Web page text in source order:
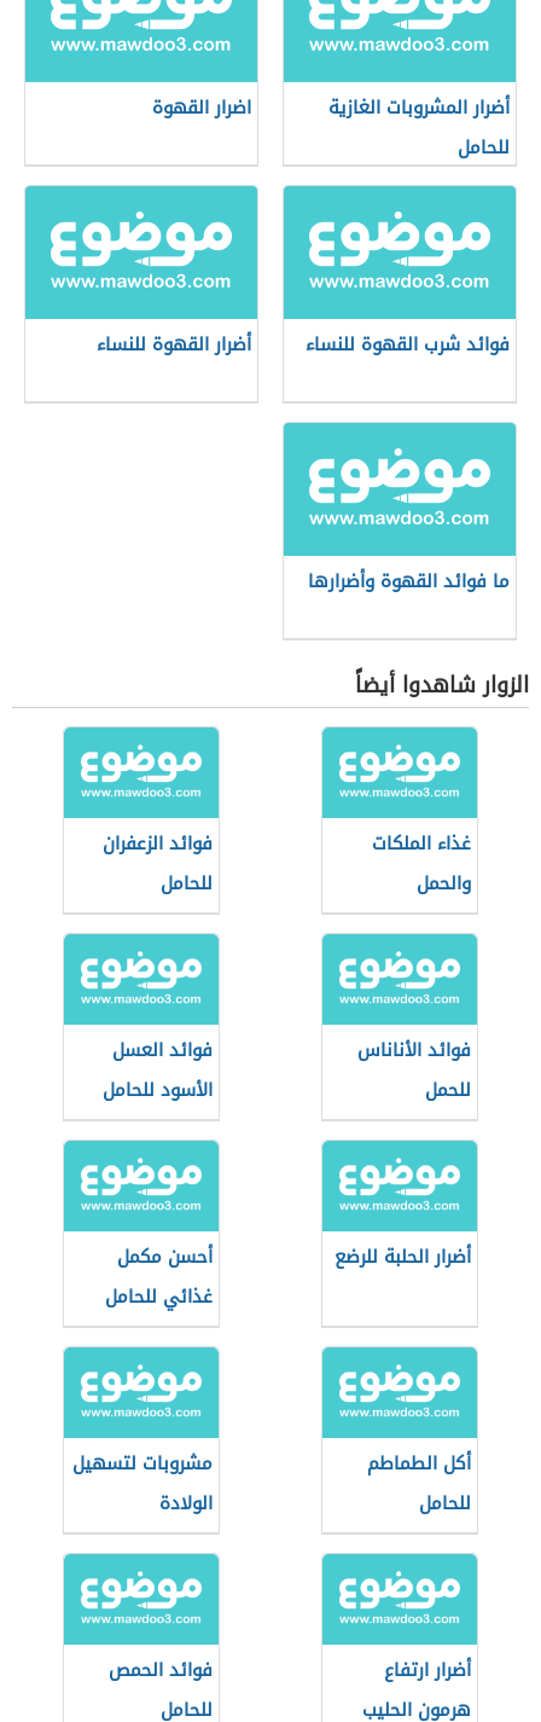
أضرار المشروبات الغازية
للحامل
اضرار القهوة
فوائد شرب القهوة للنساء أضرار القهوة للنساء
ما فوائد القهوة وأضرارها
الزوار شاهدوا أيضاً
غذاء الملكات
والحمل
فوائد الزعفران
للحامل
فوائد الأناناس
للحمل
فوائد العسل
الأسود للحامل
أضرار الحلبة للرضع
أحسن مكمل
غذائي للحامل
أكل الطماطم
للحامل
مشروبات لتسهيل
الولادة
أضرار ارتفاع
هرمون الحليب
فوائد الحمص
للحامل